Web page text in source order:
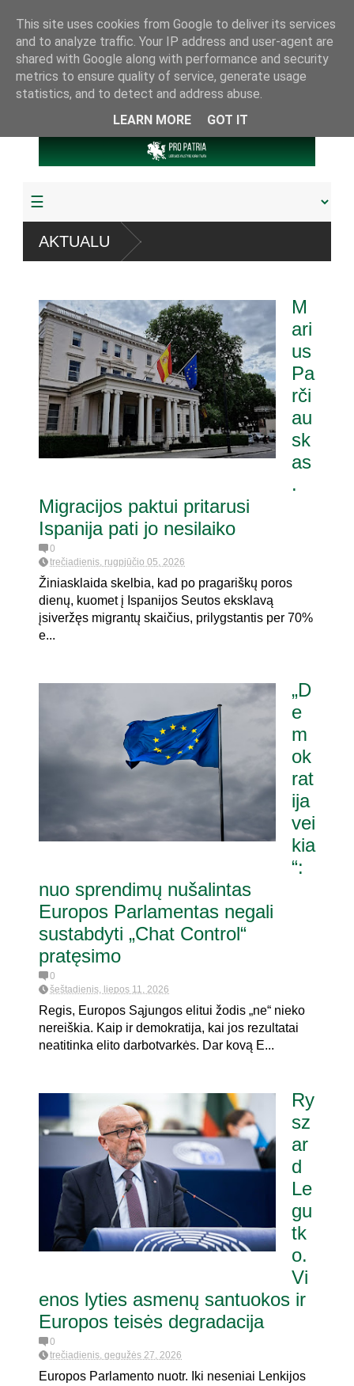
AKTUALU
dėl
M
ari
us
Pa
rči
au
sk
as
.
Migracijos paktui pritarusi
Ispanija pati jo nesilaiko
0
trečiadienis, rugpjūčio 05, 2026
Žiniasklaida skelbia, kad po pragariškų poros
dienų, kuomet į Ispanijos Seutos eksklavą
įsiveržęs migrantų skaičius, prilygstantis per 70%
e...
„D
e
m
ok
rat
ija
vei
kia
“:
nuo sprendimų nušalintas
Europos Parlamentas negali
sustabdyti „Chat Control“
pratęsimo
0
šeštadienis, liepos 11, 2026
Regis, Europos Sąjungos elitui žodis „ne“ nieko
nereiškia. Kaip ir demokratija, kai jos rezultatai
neatitinka elito darbotvarkės. Dar kovą E...
Ry
sz
ar
d
Le
gu
tk
o.
Vi
enos lyties asmenų santuokos ir
Europos teisės degradacija
0
trečiadienis, gegužės 27, 2026
Europos Parlamento nuotr. Iki neseniai Lenkijos
This site uses cookies from Google to deliver its services
and to analyze traffic. Your IP address and user-agent are
shared with Google along with performance and security
metrics to ensure quality of service, generate usage
statistics, and to detect and address abuse.
LEARN MORE
GOT IT